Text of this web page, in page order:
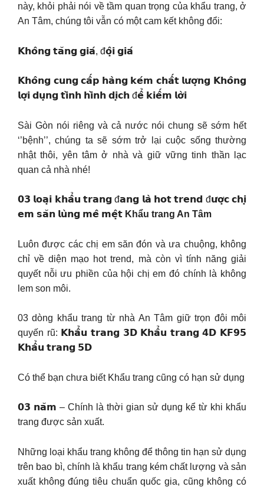
này, khỏi phải nói về tầm quan trọng của khẩu trang, ở
An Tâm, chúng tôi vẫn có một cam kết không đổi:
𝗞𝗵𝗼̂𝗻𝗴 𝘁𝗮̆𝗻𝗴 𝗴𝗶𝗮́, đ𝗼̣̂𝗶 𝗴𝗶𝗮́
𝗞𝗵𝗼̂𝗻𝗴 𝗰𝘂𝗻𝗴 𝗰𝗮̂́𝗽 𝗵𝗮̀𝗻𝗴 𝗸𝗲́𝗺 𝗰𝗵𝗮̂́𝘁 𝗹𝘂̛𝗼̛̣𝗻𝗴 𝗞𝗵𝗼̂𝗻𝗴
𝗹𝗼̛̣𝗶 𝗱𝘂̣𝗻𝗴 𝘁𝗶̀𝗻𝗵 𝗵𝗶̀𝗻𝗵 𝗱𝗶̣𝗰𝗵 đ𝗲̂̉ 𝗸𝗶𝗲̂́𝗺 𝗹𝗼̛̀𝗶
Sài Gòn nói riêng và cả nước nói chung sẽ sớm hết
‘’bệnh’’, chúng ta sẽ sớm trở lại cuộc sống thường
nhật thôi, yên tâm ở nhà và giữ vững tinh thần lạc
quan cả nhà nhé!
𝟬𝟯 𝗹𝗼𝗮̣𝗶 𝗸𝗵𝗮̂̉𝘂 𝘁𝗿𝗮𝗻𝗴 đ𝗮𝗻𝗴 𝗹𝗮̀ 𝗵𝗼𝘁 𝘁𝗿𝗲𝗻𝗱 đ𝘂̛𝗼̛̣𝗰 𝗰𝗵𝗶̣
𝗲𝗺 𝘀𝗮̆𝗻 𝗹𝘂̀𝗻𝗴 𝗺𝗲̂ 𝗺𝗲̣̂𝘁 Khẩu trang An Tâm
Luôn được các chị em săn đón và ưa chuộng, không
chỉ về diện mạo hot trend, mà còn vì tính năng giải
quyết nỗi ưu phiền của hội chị em đó chính là không
lem son môi.
03 dòng khẩu trang từ nhà An Tâm giữ trọn đôi môi
quyến rũ: 𝗞𝗵𝗮̂̉𝘂 𝘁𝗿𝗮𝗻𝗴 𝟯𝗗 𝗞𝗵𝗮̂̉𝘂 𝘁𝗿𝗮𝗻𝗴 𝟰𝗗 𝗞𝗙𝟵𝟱
𝗞𝗵𝗮̂̉𝘂 𝘁𝗿𝗮𝗻𝗴 𝟱𝗗
Có thể bạn chưa biết Khẩu trang cũng có hạn sử dụng
𝟬𝟯 𝗻𝗮̆𝗺 – Chính là thời gian sử dụng kể từ khi khẩu
trang được sản xuất.
Những loại khẩu trang không để thông tin hạn sử dụng
trên bao bì, chính là khẩu trang kém chất lượng và sản
xuất không đúng tiêu chuẩn quốc gia, cũng không có